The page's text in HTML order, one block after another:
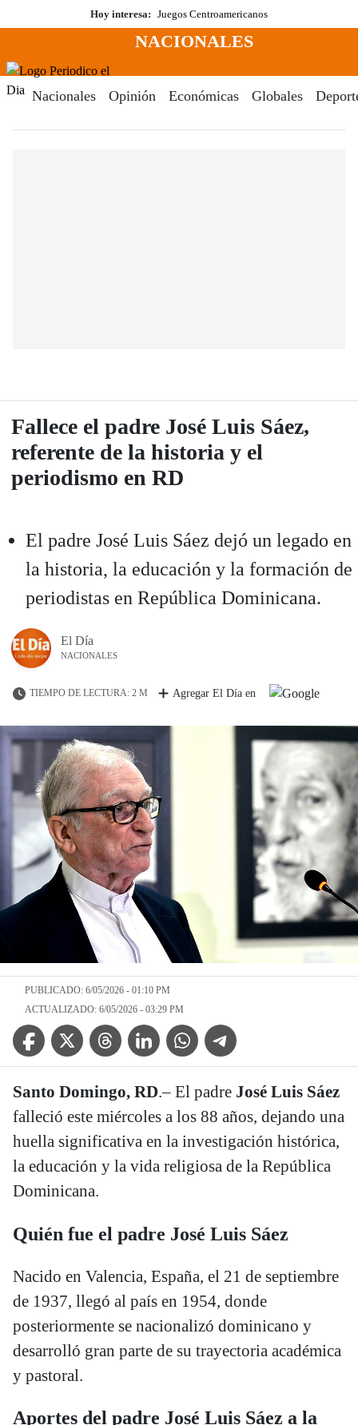
al
Hoy interesa: Juegos Centroamericanos
Menú
NACIONALES
Nacionales Opinión Económicas Globales
Fallece el padre José Luis Sáez,
referente de la historia y el
periodismo en RD
El padre José Luis Sáez dejó un legado en
la historia, la educación y la formación de
periodistas en República Dominicana.
El Día
NACIONALES
TIEMPO DE LECTURA: 2 M Agregar El Día en
PUBLICADO: 6/05/2026 - 01:10 PM
ACTUALIZADO: 6/05/2026 - 03:29 PM
Facebook IconTwitter IconThreads IconLinkedin IconWhatsApp IconTelegram Icon
Santo Domingo, RD.– El padre José Luis Sáez
falleció este miércoles a los 88 años, dejando una
huella significativa en la investigación histórica,
la educación y la vida religiosa de la República
Dominicana.
Quién fue el padre José Luis Sáez
Nacido en Valencia, España, el 21 de septiembre
de 1937, llegó al país en 1954, donde
posteriormente se nacionalizó dominicano y
desarrolló gran parte de su trayectoria académica
y pastoral.
Aportes del padre José Luis Sáez a la